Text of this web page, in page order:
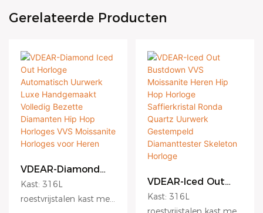
Gerelateerde Producten
VDEAR-Diamond
Iced Out Horloge
Automatisch
Uurwerk Luxe
Kast: 316L
roestvrijstalen kast met
VDEAR-Iced Out
Bustdown VVS
Moissanite Heren
Kast: 316L